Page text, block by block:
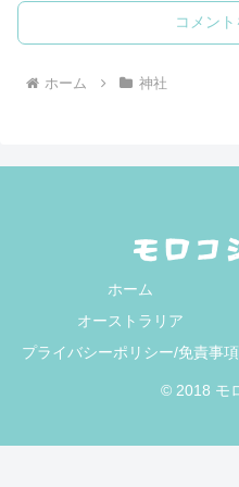
コメン
ホーム 神社
ホーム
オーストラリア
プライバシーポリシー/免責事項
© 2018 モ